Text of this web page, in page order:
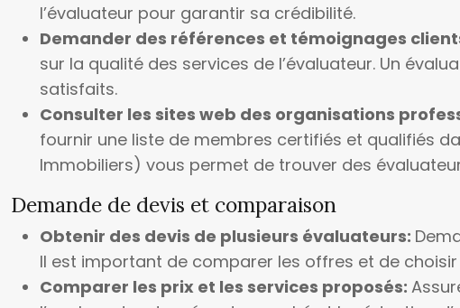
l’évaluateur pour garantir sa crédibilité.
Demander des références et témoignages
sur la qualité des services de l’évaluateur. Un
satisfaits.
Consulter les sites web des organisations
fournir une liste de membres certifiés et qualifiés
Immobiliers) vous permet de trouver des
Demande de devis et comparaison
Obtenir des devis de plusieurs évaluateurs:
Il est important de comparer les offres et de
Comparer les prix et les services proposés: